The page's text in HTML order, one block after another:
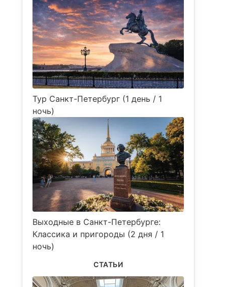
Тур Санкт-Петербург (1 день / 1
ночь)
Выходные в Санкт-Петербурге:
Классика и пригороды (2 дня / 1
ночь)
СТАТЬИ